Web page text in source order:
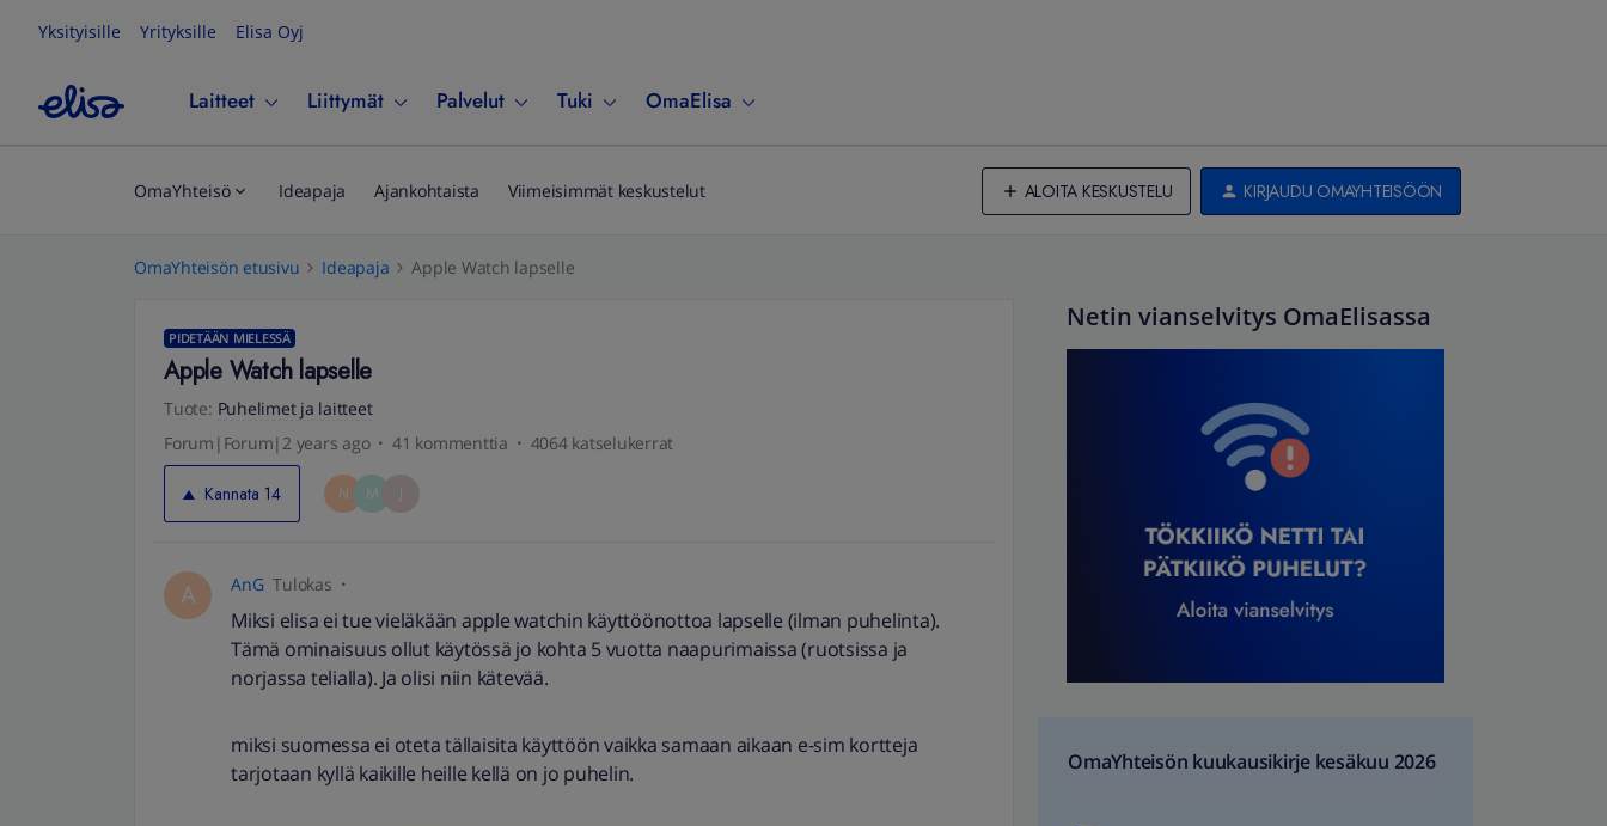
Yksityisille Yrityksille Elisa Oyj
Laitteet Liittymät Palvelut Tuki OmaElisa
OmaYhteisö Ideapaja Ajankohtaista Viimeisimmät keskustelut ALOITA KESKUSTELU KIRJAUDU OMAYHTEISÖÖN
OmaYhteisön etusivu Ideapaja Apple Watch lapselle
PIDETÄÄN MIELESSÄ
Apple Watch lapselle
Tuote: Puhelimet ja laitteet
Forum|Forum|2 years ago
41 kommenttia 4064 katselukerrat
Kannata 14 N M
A AnG Tulokas
Miksi elisa ei tue vieläkään apple watchin käyttöönottoa lapselle (ilman puhelinta).
Tämä ominaisuus ollut käytössä jo kohta 5 vuotta naapurimaissa (ruotsissa ja
norjassa telialla). Ja olisi niin kätevää.
miksi suomessa ei oteta tällaisita käyttöön vaikka samaan aikaan e-sim kortteja
tarjotaan kyllä kaikille heille kellä on jo puhelin.
Netin vianselvitys OmaElisassa
OmaYhteisön kuukausikirje kesäkuu 2026